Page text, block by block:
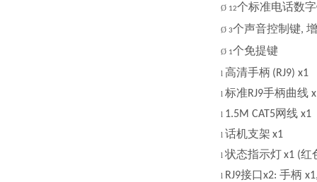
Ø 12个标准电话数
Ø 3个声音控制键,
Ø 1个免提键
l 高清手柄 (RJ9) x1
l 标准RJ9手柄曲线
l 1.5M CAT5网线 x1
l 话机支架 x1
l 状态指示灯x1 (红
l RJ9接口x2: 手柄